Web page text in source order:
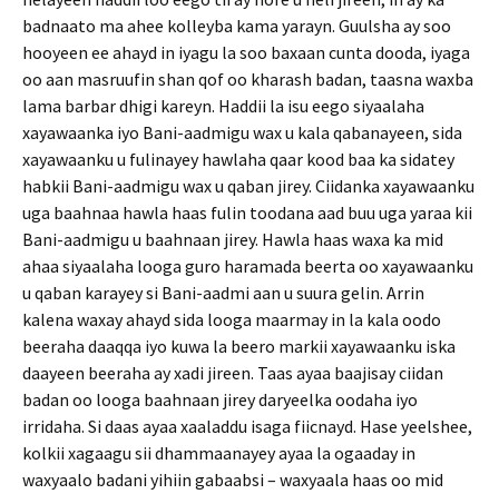
badnaato ma ahee kolleyba kama yarayn. Guulsha ay soo
hooyeen ee ahayd in iyagu la soo baxaan cunta dooda, iyaga
oo aan masruufin shan qof oo kharash badan, taasna waxba
lama barbar dhigi kareyn. Haddii la isu eego siyaalaha
xayawaanka iyo Bani-aadmigu wax u kala qabanayeen, sida
xayawaanku u fulinayey hawlaha qaar kood baa ka sidatey
habkii Bani-aadmigu wax u qaban jirey. Ciidanka xayawaanku
uga baahnaa hawla haas fulin toodana aad buu uga yaraa kii
Bani-aadmigu u baahnaan jirey. Hawla haas waxa ka mid
ahaa siyaalaha looga guro haramada beerta oo xayawaanku
u qaban karayey si Bani-aadmi aan u suura gelin. Arrin
kalena waxay ahayd sida looga maarmay in la kala oodo
beeraha daaqqa iyo kuwa la beero markii xayawaanku iska
daayeen beeraha ay xadi jireen. Taas ayaa baajisay ciidan
badan oo looga baahnaan jirey daryeelka oodaha iyo
irridaha. Si daas ayaa xaaladdu isaga fiicnayd. Hase yeelshee,
kolkii xagaagu sii dhammaanayey ayaa la ogaaday in
waxyaalo badani yihiin gabaabsi – waxyaala haas oo mid